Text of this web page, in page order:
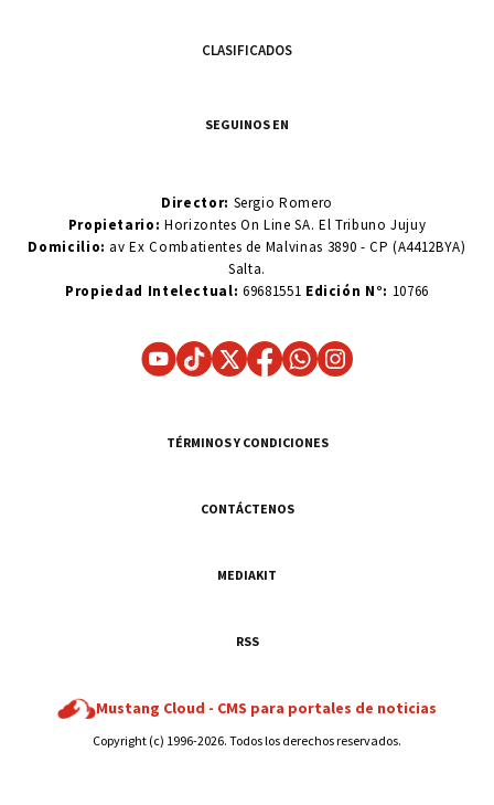
CLASIFICADOS
SEGUINOS EN
Director: Sergio Romero
Propietario:Horizontes On Line SA. El Tribuno Jujuy
Domicilio: av Ex Combatientes de Malvinas 3890 - CP (A4412BYA)
Salta.
Propiedad Intelectual: 69681551 Edición N°: 10766
TÉRMINOS Y CONDICIONES
CONTÁCTENOS
MEDIAKIT
RSS
Mustang Cloud - CMS para portales de noticias
Copyright (c) 1996-2026. Todos los derechos reservados.